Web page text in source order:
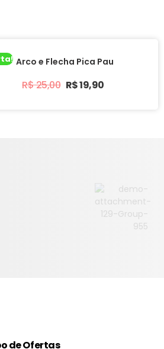
Arco e Flecha Pica Pau
R$25,00 R$19,90
de Ofertas